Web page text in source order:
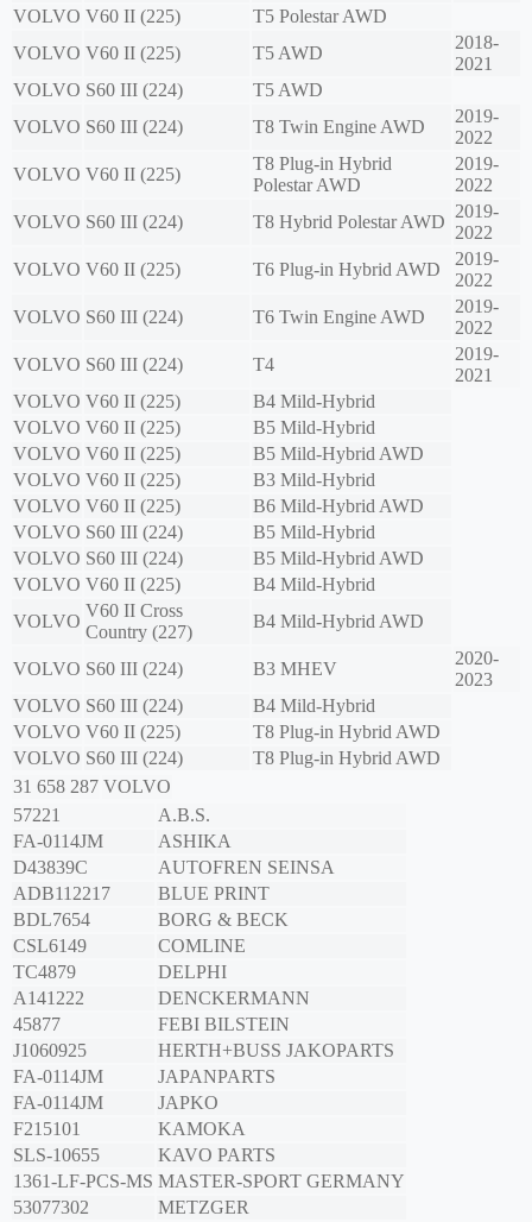
VOLVO V60 II (225)
T5 Polestar AWD
VOLVO V60 II (225) T5 AWD
2018-
2021
VOLVO S60 III (224)
T5 AWD
VOLVO S60 III (224) T8 Twin Engine AWD
2019-
2022
VOLVO V60 II (225)
T8 Plug-in Hybrid
Polestar AWD
2019-
2022
VOLVO S60 III (224) T8 Hybrid Polestar AWD
2019-
2022
VOLVO V60 II (225) T6 Plug-in Hybrid AWD
2019-
2022
VOLVO S60 III (224) T6 Twin Engine AWD
2019-
2022
VOLVO S60 III (224) T4
2019-
2021
VOLVO V60 II (225)
B4 Mild-Hybrid
VOLVO V60 II (225)
B5 Mild-Hybrid
VOLVO V60 II (225)
B5 Mild-Hybrid AWD
VOLVO V60 II (225)
B3 Mild-Hybrid
VOLVO V60 II (225)
B6 Mild-Hybrid AWD
VOLVO S60 III (224)
B5 Mild-Hybrid
VOLVO S60 III (224)
B5 Mild-Hybrid AWD
VOLVO V60 II (225)
B4 Mild-Hybrid
VOLVO
V60 II Cross
Country (227)
B4 Mild-Hybrid AWD
VOLVO S60 III (224) B3 MHEV
2020-
2023
VOLVO S60 III (224)
B4 Mild-Hybrid
VOLVO V60 II (225)
T8 Plug-in Hybrid AWD
VOLVO S60 III (224)
T8 Plug-in Hybrid AWD
31 658 287 VOLVO
57221
A.B.S.
FA-0114JM
ASHIKA
D43839C
AUTOFREN SEINSA
ADB112217
BLUE PRINT
BDL7654
BORG & BECK
CSL6149
COMLINE
TC4879
DELPHI
A141222
DENCKERMANN
45877
FEBI BILSTEIN
J1060925
HERTH+BUSS JAKOPARTS
FA-0114JM
JAPANPARTS
FA-0114JM
JAPKO
F215101
KAMOKA
SLS-10655
KAVO PARTS
1361-LF-PCS-MS MASTER-SPORT GERMANY
53077302
METZGER